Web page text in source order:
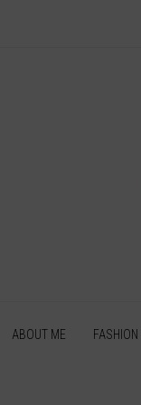
ABOUT ME FASHION